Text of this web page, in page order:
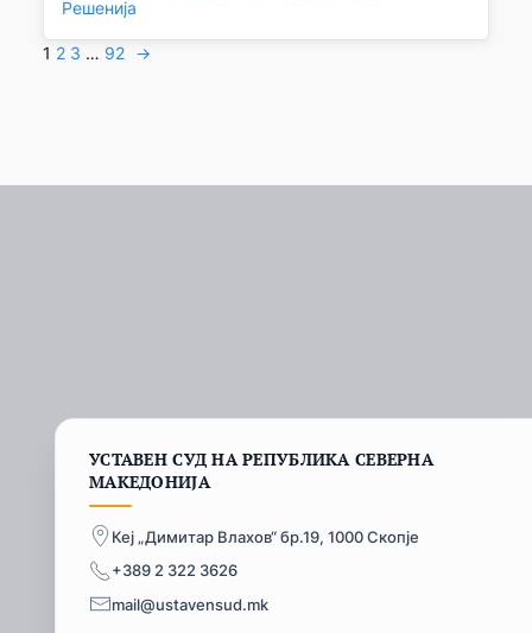
Решенија
1 2 3 … 92 →
УСТАВЕН СУД НА РЕПУБЛИКА СЕВЕРНА
МАКЕДОНИЈА
Кеј „Димитар Влахов“ бр.19, 1000 Скопје
+389 2 322 3626
mail@ustavensud.mk